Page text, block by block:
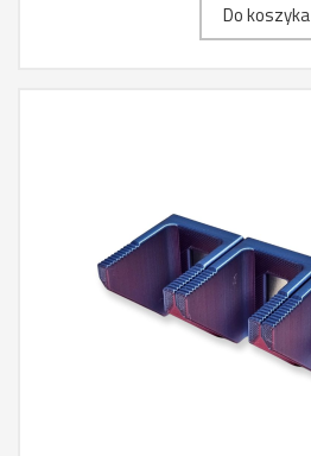
Do koszyka